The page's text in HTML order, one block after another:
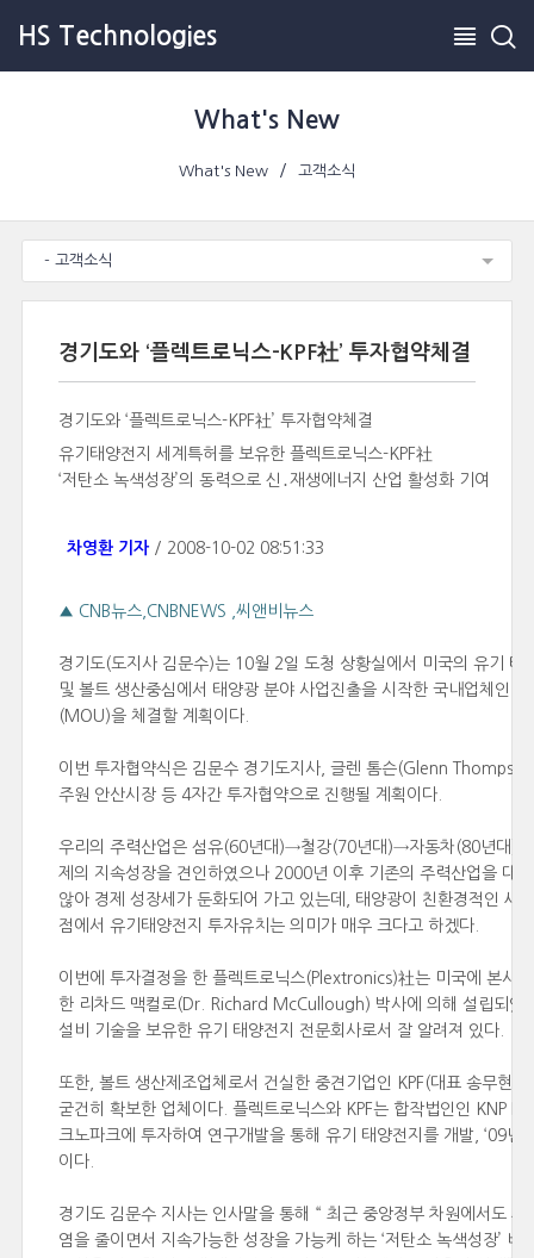
HS Technologies
What's New
What's New 고객소식
- 고객소식
경기도와 ‘플렉트로닉스-KPF社’ 투자협약체결
경기도와 ‘플렉트로닉스-KPF社’ 투자협약체결
유기태양전지 세계특허를 보유한 플렉트로닉스-KPF社
‘저탄소 녹색성장’의 동력으로 신․재생에너지 산업 활성화 기여
차영환 기자 / 2008-10-02 08:51:33
▲ CNB뉴스,CNBNEWS ,씨앤비뉴스
경기도(도지사 김문수)는 10월 2일 도청 상황실에서 미국의 유기
및 볼트 생산중심에서 태양광 분야 사업진출을 시작한 국내업체인
(MOU)을 체결할 계획이다.
이번 투자협약식은 김문수 경기도지사, 글렌 톰슨(Glenn
주원 안산시장 등 4자간 투자협약으로 진행될 계획이다.
우리의 주력산업은 섬유(60년대)→철강(70년대)→자동차(80년대)→
제의 지속성장을 견인하였으나 2000년 이후 기존의 주력산업을 대
않아 경제 성장세가 둔화되어 가고 있는데, 태양광이 친환경적인 새
점에서 유기태양전지 투자유치는 의미가 매우 크다고 하겠다.
이번에 투자결정을 한 플렉트로닉스(Plextronics)社는 미국에 본사
한 리차드 맥컬로(Dr. Richard McCullough) 박사에 의해 설립되었
설비 기술을 보유한 유기 태양전지 전문회사로서 잘 알려져 있다.
또한, 볼트 생산제조업체로서 건실한 중견기업인 KPF(대표 송무현)
굳건히 확보한 업체이다. 플렉트로닉스와 KPF는 합작법인인 KNP
크노파크에 투자하여 연구개발을 통해 유기 태양전지를 개발, ‘09
이다.
경기도 김문수 지사는 인사말을 통해 “ 최근 중앙정부 차원에서도
염을 줄이면서 지속가능한 성장을 가능케 하는 ‘저탄소 녹색성장’ 비